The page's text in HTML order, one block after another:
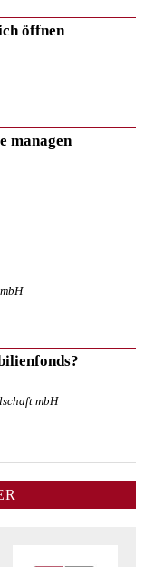
öffnen
managen
mbH